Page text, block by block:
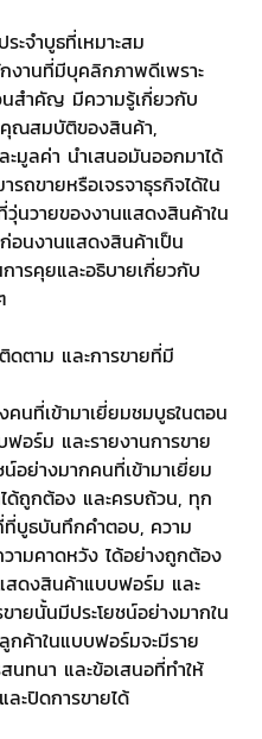
ะจำบูธที่เหมาะสม
งานที่มีบุคลิกภาพดีเพราะ
สำคัญ มีความรู้เกี่ยวกับ
ณสมบัติของสินค้า,
ะมูลค่า นำเสนอมันออกมาได้
รถขายหรือเจรจาธุรกิจได้ใน
วุ่นวายของงานแสดงสินค้าใน
อนงานแสดงสินค้าเป็น
ารคุยและอธิบายเกี่ยวกับ
ดตาม และการขายที่มี
คนที่เข้ามาเยี่ยมชมบูธในตอน
อร์ม และรายงานการขาย
อย่างมากคนที่เข้ามาเยี่ยม
ด้ถูกต้อง และครบถ้วน, ทุก
บูธบันทึกคำตอบ, ความ
ามคาดหวัง ได้อย่างถูกต้อง
สดงสินค้าแบบฟอร์ม และ
ายนั้นมีประโยชน์อย่างมากใน
กค้าในแบบฟอร์มจะมีราย
นทนา และข้อเสนอที่ทำให้
ะปิดการขายได้